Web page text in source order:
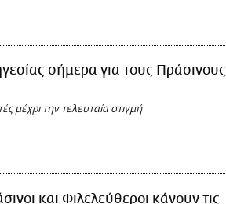
σήμερα για τους Πράσινους
μέχρι την τελευταία στιγμή
και Φιλελεύθεροι κάνουν τις